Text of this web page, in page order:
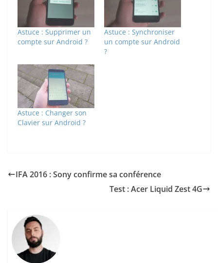
Astuce : Supprimer un
compte sur Android ?
Astuce : Synchroniser
un compte sur Android
?
Astuce : Changer son
Clavier sur Android ?
IFA 2016 : Sony confirme sa conférence
Test : Acer Liquid Zest 4G